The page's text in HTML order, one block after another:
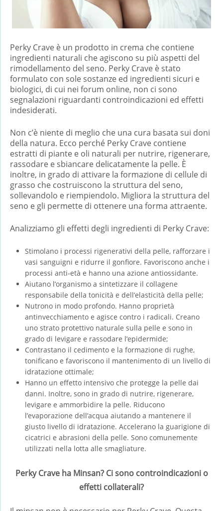
Perky Crave è un prodotto in crema che contiene
ingredienti naturali che agiscono su più aspetti del
rimodellamento del seno. Perky Crave è stato
formulato con sole sostanze ed ingredienti sicuri e
biologici, di cui nei forum online, non ci sono
segnalazioni riguardanti controindicazioni ed effetti
indesiderati.
Non c’è niente di meglio che una cura basata sui doni
della natura. Ecco perché Perky Crave contiene
estratti di piante e oli naturali per nutrire, rigenerare,
rassodare e sbiancare delicatamente la pelle. È
inoltre, in grado di attivare la formazione di cellule di
grasso che costruiscono la struttura del seno,
sollevandolo e riempiendolo. Migliora la struttura del
seno e gli permette di ottenere una forma attraente.
Analizziamo gli effetti degli ingredienti di Perky Crave:
Stimolano i processi rigenerativi della pelle, rafforzare i
vasi sanguigni e ridurre il gonfiore. Favoriscono anche i
processi anti-età e hanno una azione antiossidante.
Aiutano l’organismo a sintetizzare il collagene
responsabile della tonicità e dell’elasticità della pelle;
Nutrono in modo profondo. Hanno proprietà
antinvecchiamento e agisce contro i radicali. Creano
uno strato protettivo naturale sulla pelle e sono in
grado di levigare e rassodare l’epidermide;
Contrastano il cedimento e la formazione di rughe,
tonificano e favoriscono il mantenimento di un livello di
idratazione ottimale;
Hanno un effetto intensivo che protegge la pelle dai
danni. Inoltre, sono in grado di nutrire, rigenerare,
levigare e ammorbidire la pelle. Riducono
l’evaporazione dell’acqua aiutando a mantenere il
giusto livello di idratazione. Accelerano la guarigione di
cicatrici e abrasioni della pelle. Sono comunemente
utilizzati nella lotta alle smagliature.
Perky Crave ha Minsan? Ci sono controindicazioni o
effetti collaterali?